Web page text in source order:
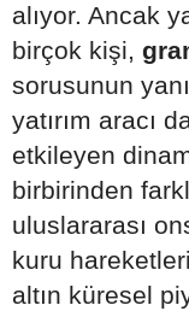
alıyor. Ancak
birçok kişi,
sorusunun
yatırım aracı
etkileyen
birbirinden
uluslararası
kuru
altın küresel